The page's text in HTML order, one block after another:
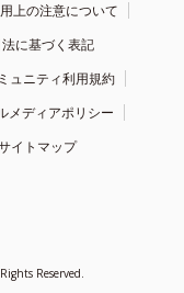
上の注意について
に基づく表記
ュニティ利用規約
メディアポリシー
イトマップ
Reserved.